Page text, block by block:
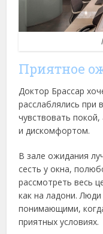
Приятное
Доктор Брассар
расслаблялись при
чувствовать
и дискомфортом.
В зале ожидания
сесть у окна,
рассмотреть весь
как на ладони.
понимающими,
приятных условиях.